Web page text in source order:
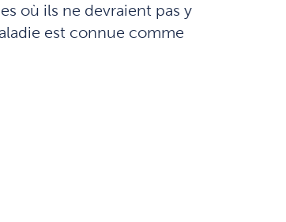
où ils ne devraient pas y
est connue comme